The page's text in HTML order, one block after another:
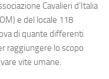
Cavalieri d’Italia
e del locale 118
di quante differenti
raggiungere lo scopo
vite umane.